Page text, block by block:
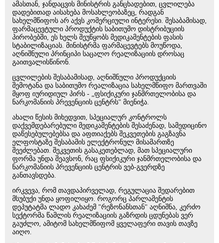
ამასთან, ჯანდაცვის მინისტრის განცხადებით, ცვლილება
დადებითად აისახება მოსახლეობაზეც, რადგან
სახელმწიფოს არ აქვს კომერციული ინტერესი. შესაბამისად,
ფარმაცევტული პროდუქტის საბითუმო დისტრიბუციის
პირობებში, ეს ხელს შეუწყობს მედიკამენტების ფასის
სტაბილიზაციას. მინისტრმა ფარმაცევტებს მოუწოდა,
აღნიშნული პრინციპი საცალო რეალიზაციის დროსაც
გაითვალისწინონ.
ცვლილების შესაბამისად, აღნიშნული პროდუქციის
შემოტანა და საბითუმო რეალიზაცია სახელმწიფო მართვაში
მყოფ იურიდიულ პირს - „ფსიქიკური ჯანმრთელობისა და
ნარკომანიის პრევენციის ცენტრს" მიენიჭა.
ახალი წესის მიხედვით, სპეციალურ კონტროლს
დაქვემდებარებული მედიკამენტების შესაძენად, სამედიცინო
დაწესებულებებსა და აფთიაქებს შეკვეთების გაგზავნა
ელფოსტაზე შესაბამის ელექტრონულ მისამართზე
შეეძლებათ. შეკვეთის გასაკეთებლად, მათ სპეციალური
ფორმა უნდა შეავსონ, რაც ფსიქიკური ჯანმრთელობისა და
ნარკომანიის პრევენციის ცენტრის ვებ-გვერდზე
განთავსდება.
ირკვევა, რომ თავდაპირველად, რეგულაცია შედარებით
მსუბუქი უნდა ყოფილიყო. როგორც პარლამენტის
დეპუტატმა ლადო კახაძემ "რეზონანსთან" აღნიშნა, კერძო
სექტორმა წამლის რეალიზაციის გაზრდის ცდუნებას ვერ
გაუძლო, ამიტომ სახელმწიფომ ყველაფერი თავის თავზე
აიღო.